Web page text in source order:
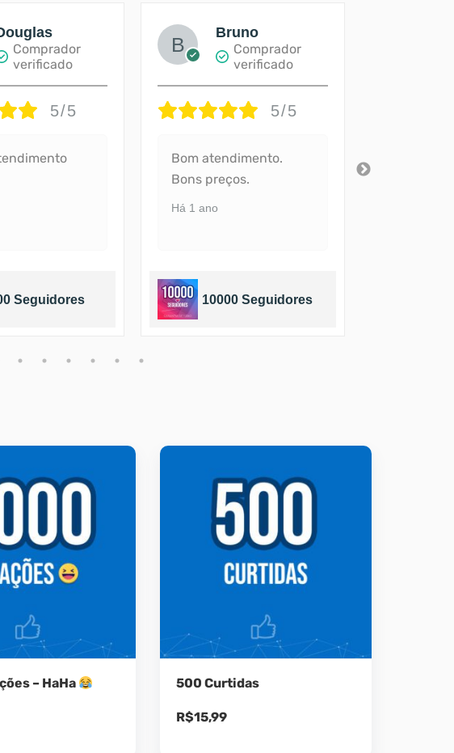
Comprador
verificado
5/5
Seguidores
Bruno
Comprador
verificado
5/5
Bom atendimento.
Bons preços.
Há 1 ano
10000 Seguidores
– HaHa 500 Curtidas
R$15,99